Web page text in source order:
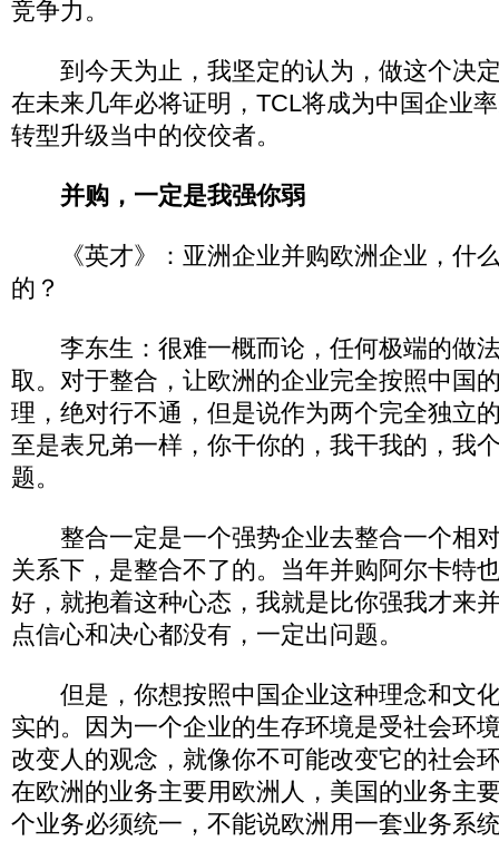
竞争力。
到今天为止，我坚定的认为，做这个决
在未来几年必将证明，TCL将成为中国企业
转型升级当中的佼佼者。
并购，一定是我强你弱
《英才》：亚洲企业并购欧洲企业，什
的？
李东生：很难一概而论，任何极端的做
取。对于整合，让欧洲的企业完全按照中国
理，绝对行不通，但是说作为两个完全独立
至是表兄弟一样，你干你的，我干我的，我
题。
整合一定是一个强势企业去整合一个相
关系下，是整合不了的。当年并购阿尔卡特
好，就抱着这种心态，我就是比你强我才来
点信心和决心都没有，一定出问题。
但是，你想按照中国企业这种理念和文
实的。因为一个企业的生存环境是受社会环
改变人的观念，就像你不可能改变它的社会
在欧洲的业务主要用欧洲人，美国的业务主
个业务必须统一，不能说欧洲用一套业务系